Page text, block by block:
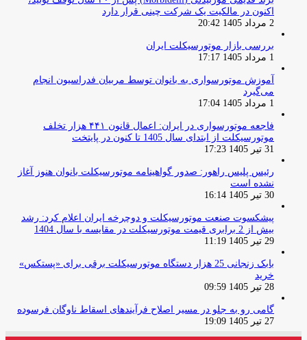
اکنون در مالکیت یک شرکت چینی قرار دارد
2 مرداد 1405 20:42
بررسی بازار موتورسیکلت ایران
1 مرداد 1405 17:17
آموزش موتورسواری به بانوان توسط مربیان فدراسیون انجام
می‌گیرد
1 مرداد 1405 17:04
فاجعه موتورسواری در ایران: اعمال قانون ۴۴۱ هزار تخلف
موتورسیکلت از ابتدای سال 1405 تا کنون در پایتخت
31 تیر 1405 17:23
رئیس پلیس راهور: صدور گواهینامه موتورسیکلت بانوان هنوز آغاز
نشده است
30 تیر 1405 16:14
پیشکسوت صنعت موتورسیکلت و دوچرخه ایران اعلام کرد: رشد
بیش از 2 برابری قیمت موتورسیکلت در مقایسه با سال 1404
29 تیر 1405 11:19
بابک زنجانی 25 هزار دستگاه موتورسیکلت برقی برای «پستکس»
خرید
28 تیر 1405 09:59
گامی رو به جلو در مسیر اصلاح فرآیندهای اسقاط ناوگان فرسوده
27 تیر 1405 19:09